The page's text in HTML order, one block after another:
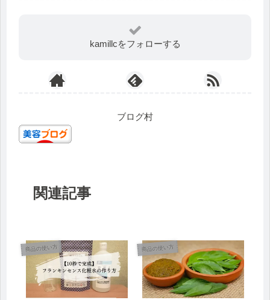
kamillcをフォローする
ブログ村
関連記事
商品の使い方 商品の使い方